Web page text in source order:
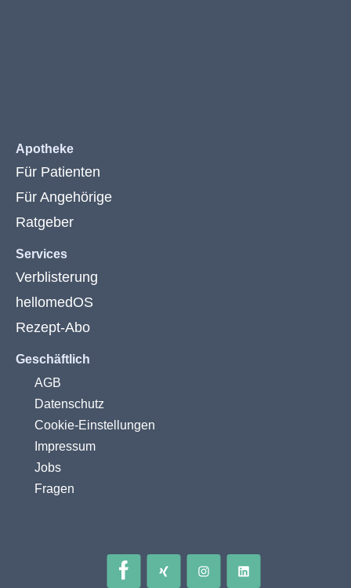
Apotheke
Für Patienten
Für Angehörige
Ratgeber
Services
Verblisterung
hellomedOS
Rezept-Abo
Geschäftlich
AGB
Datenschutz
Cookie-Einstellungen
Impressum
Jobs
Fragen